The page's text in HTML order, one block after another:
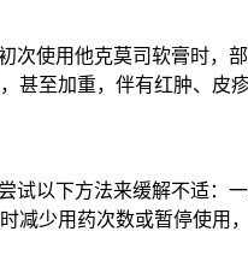
次使用他克莫司软膏时，
甚至加重，伴有红肿、皮
试以下方法来缓解不适：
减少用药次数或暂停使用